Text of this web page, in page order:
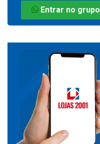
Entrar no grupo